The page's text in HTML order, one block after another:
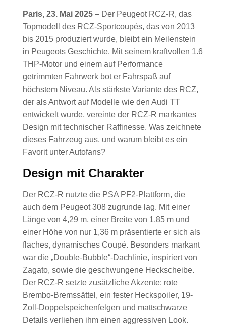
Paris, 23. Mai 2025 – Der Peugeot RCZ-R, das
Topmodell des RCZ-Sportcoupés, das von 2013
bis 2015 produziert wurde, bleibt ein Meilenstein
in Peugeots Geschichte. Mit seinem kraftvollen 1.6
THP-Motor und einem auf Performance
getrimmten Fahrwerk bot er Fahrspaß auf
höchstem Niveau. Als stärkste Variante des RCZ,
der als Antwort auf Modelle wie den Audi TT
entwickelt wurde, vereinte der RCZ-R markantes
Design mit technischer Raffinesse. Was zeichnete
dieses Fahrzeug aus, und warum bleibt es ein
Favorit unter Autofans?
Design mit Charakter
Der RCZ-R nutzte die PSA PF2-Plattform, die
auch dem Peugeot 308 zugrunde lag. Mit einer
Länge von 4,29 m, einer Breite von 1,85 m und
einer Höhe von nur 1,36 m präsentierte er sich als
flaches, dynamisches Coupé. Besonders markant
war die „Double-Bubble“-Dachlinie, inspiriert von
Zagato, sowie die geschwungene Heckscheibe.
Der RCZ-R setzte zusätzliche Akzente: rote
Brembo-Bremssättel, ein fester Heckspoiler, 19-
Zoll-Doppelspeichenfelgen und mattschwarze
Details verliehen ihm einen aggressiven Look.